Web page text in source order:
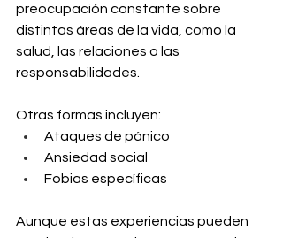
preocupación constante sobre
distintas áreas de la vida, como la
salud, las relaciones o las
responsabilidades.
Otras formas incluyen:
Ataques de pánico
Ansiedad social
Fobias específicas
Aunque estas experiencias pueden